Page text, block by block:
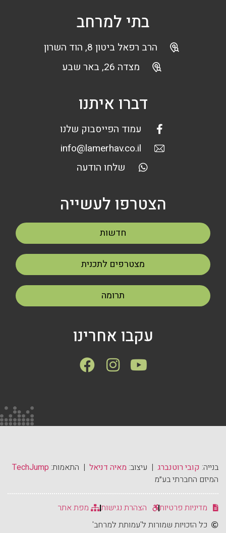
בתי למרחב
הרב רפאל ביטון 8, הוד השרון
מצדה 26, באר שבע
דברו איתנו
עמוד הפייסבוק שלנו
info@lamerhav.co.il
שלחו הודעה
הצטרפו לעשייה
חדשות
מצטרפים לתכנית
תרומה
עקבו אחרינו
בנייה: קובי רוטנברג | עיצוב: מאיה דניאל | התאמות: TechJump
המיזם החברתי בע״מ
מדיניות פרטיות הצהרת נגישות
מפת אתר
כל הזכויות שמורות ל'עמותת למרחב'